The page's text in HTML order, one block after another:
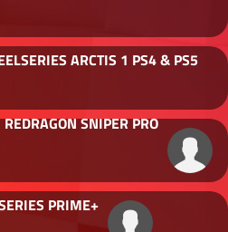
ARCTIS 1 PS4 & PS5
SNIPER PRO
PRIME+